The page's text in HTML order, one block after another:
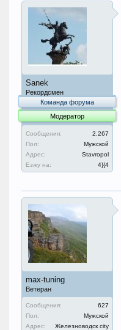
Sanek
Рекордсмен
Команда форума
Модератор
Сообщения:
2.267
Пол:
Мужской
Адрес:
Stavropol
Езжу на:
4}{4
max-tuning
Ветеран
Сообщения:
627
Пол:
Мужской
Адрес:
Железноводск city